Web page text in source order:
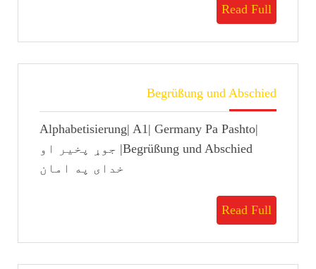
Read Full
Read
Full
Begrüßung und Abschied
Begrüßung
und
Abschied
Alphabetisierung| A1| Germany Pa Pashto|
Begrüßung und Abschied| جوړ پخیر او
خدای په امان
Read Full
Read
Full